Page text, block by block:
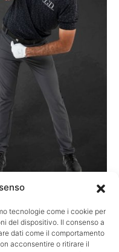
tecnologie come i cookie per
del dispositivo. Il consenso a
dati come il comportamento
acconsentire o ritirare il
gamba destra